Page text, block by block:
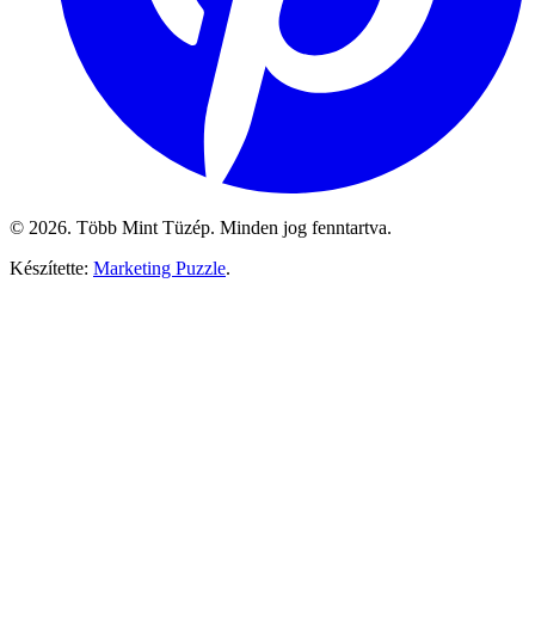
© 2026. Több Mint Tüzép. Minden jog fenntartva.
Készítette: Marketing Puzzle.